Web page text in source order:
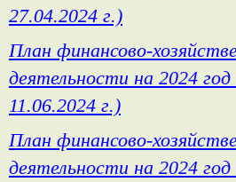
27.04.2024 г.)
План финансово-
деятельности на 2024
11.06.2024 г.)
План финансово-
деятельности на 2024